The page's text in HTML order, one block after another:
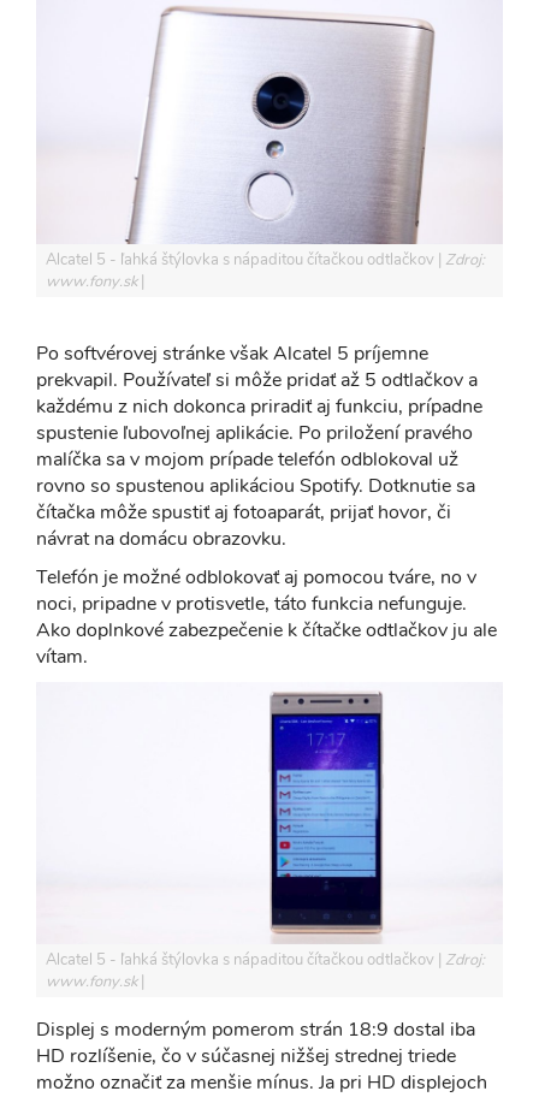
Alcatel 5 - ľahká štýlovka s nápaditou čítačkou odtlačkov Zdroj:
www.fony.sk
Po softvérovej stránke však Alcatel 5 príjemne
prekvapil. Používateľ si môže pridať až 5 odtlačkov a
každému z nich dokonca priradiť aj funkciu, prípadne
spustenie ľubovoľnej aplikácie. Po priložení pravého
malíčka sa v mojom prípade telefón odblokoval už
rovno so spustenou aplikáciou Spotify. Dotknutie sa
čítačka môže spustiť aj fotoaparát, prijať hovor, či
návrat na domácu obrazovku.
Telefón je možné odblokovať aj pomocou tváre, no v
noci, pripadne v protisvetle, táto funkcia nefunguje.
Ako doplnkové zabezpečenie k čítačke odtlačkov ju ale
vítam.
Alcatel 5 - ľahká štýlovka s nápaditou čítačkou odtlačkov Zdroj:
www.fony.sk
Displej s moderným pomerom strán 18:9 dostal iba
HD rozlíšenie, čo v súčasnej nižšej strednej triede
možno označiť za menšie mínus. Ja pri HD displejoch